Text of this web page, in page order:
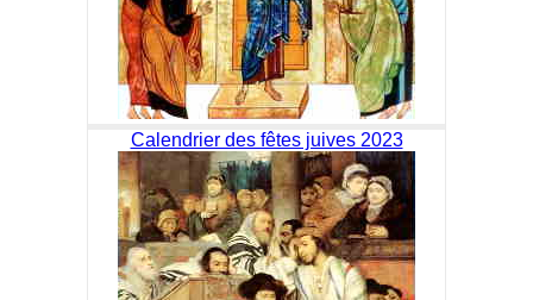
Calendrier des fêtes juives 2023